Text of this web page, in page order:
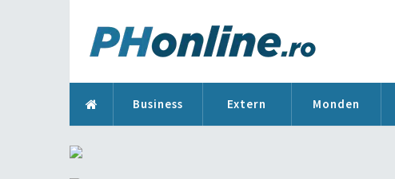
Business Extern Monden